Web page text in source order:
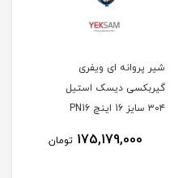
شیر پروانه ای ویفری
گیربکسی دیسک استیل
۳۰۴ سایز 16 اینچ PN16
175,179,000 تومان